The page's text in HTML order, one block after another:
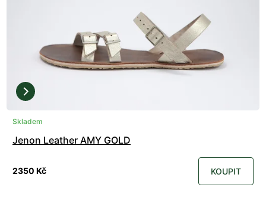
Skladem
Jenon Leather AMY GOLD
2350 Kč KOUPIT